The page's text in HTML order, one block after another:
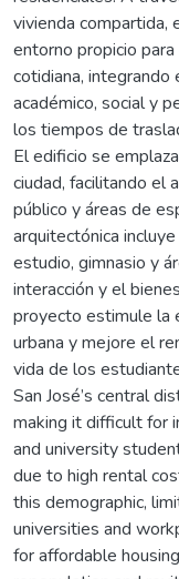
vivienda compartida,
entorno propicio
cotidiana,
académico, social y
los tiempos de
El edificio se
ciudad, facilitando el
público y áreas de
arquitectónica
estudio, gimnasio y
interacción y el
proyecto estimule la
urbana y mejore el
vida de los
San José’s central
making it difficult for
and university
due to high rental
this demographic,
universities and
for affordable